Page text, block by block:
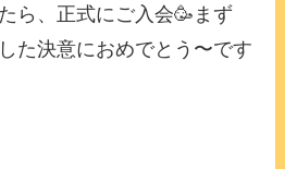
ら、正式にご入会🥳まず
た決意におめでとう〜です